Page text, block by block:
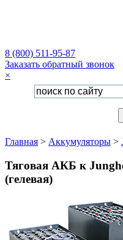
8 (800) 511-95-87
Заказать обратный звонок
×
Главная > Аккумуляторы >
Тяговая АКБ к
(гелевая)